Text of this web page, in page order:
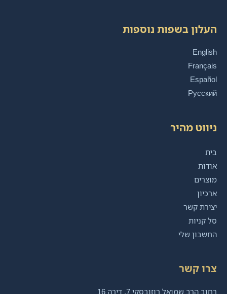
העלון בשפות נוספות
English
Français
Español
Русский
ניווט מהיר
בית
אודות
מוצרים
ארכיון
יצירת קשר
סל קניות
החשבון שלי
צרו קשר
רחוב הרב שמואל רוזובסקי 7, דירה 16